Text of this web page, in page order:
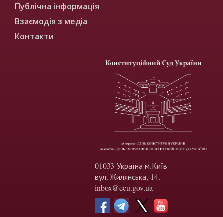
Публічна інформація
Взаємодія з медіа
Контакти
01033 Україна м.Київ
вул. Жилянська, 14.
inbox@ccu.gov.ua